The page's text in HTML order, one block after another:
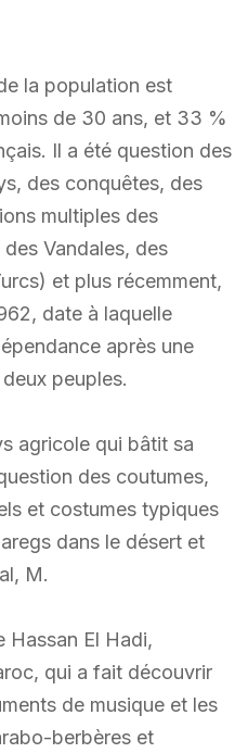
la population est
de 30 ans, et 33 %
Il a été question des
des conquêtes, des
multiples des
Vandales, des
et plus récemment,
date à laquelle
après une
peuples.
agricole qui bâtit sa
des coutumes,
et costumes typiques
dans le désert et
M.
Hassan El Hadi,
qui a fait découvrir
de musique et les
berbères et